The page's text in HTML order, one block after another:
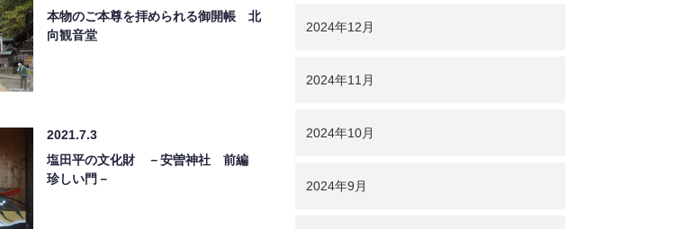
本物のご本尊を拝められる御開帳 北
向観音堂
2021.7.3
塩田平の文化財 －安曽神社 前編
珍しい門－
2024年12月
2024年11月
2024年10月
2024年9月